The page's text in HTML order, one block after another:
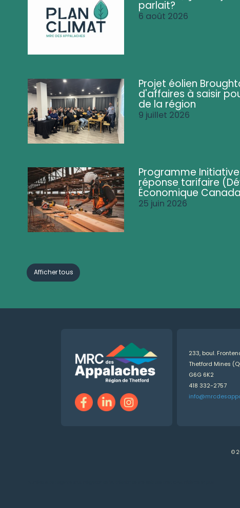
parlait?
6 août 2026
Projet éolien
d'affaires à saisir
de la région
9 juillet 2026
Programme
réponse tarifaire
Économique
25 juin 2026
Afficher tous
233, boul.
Thetford Mines
G6G 6K2
418 332-2757
©